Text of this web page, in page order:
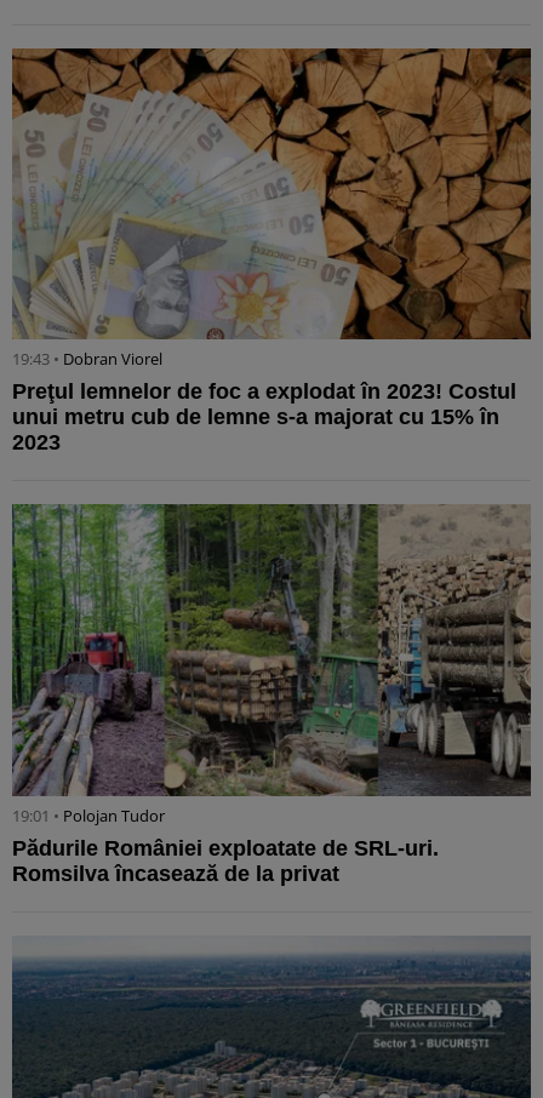
19:43 • Dobran Viorel
Preţul lemnelor de foc a explodat în 2023! Costul
unui metru cub de lemne s-a majorat cu 15% în
2023
19:01 • Polojan Tudor
Pădurile României exploatate de SRL-uri.
Romsilva încasează de la privat